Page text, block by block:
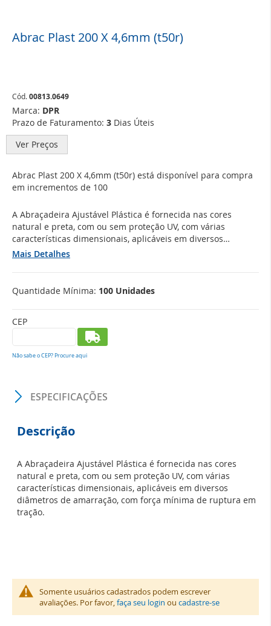
Abrac Plast 200 X 4,6mm (t50r)
Cód.00813.0649
Marca: DPR
Prazo de Faturamento: 3 Dias Úteis
Ver Preços
Abrac Plast 200 X 4,6mm (t50r) está disponível para compra
em incrementos de 100
CEP
Não sabe o CEP? Procure aqui
A Abraçadeira Ajustável Plástica é fornecida nas cores
natural e preta, com ou sem proteção UV, com várias
características dimensionais, aplicáveis em diversos
diâmetros de amarração, com força mínima de ruptura em
Mais Detalhes
Quantidade Mínima: 100 Unidades
ESPECIFICAÇÕES
Saltar
Galeria
de
imagens
Descrição
A Abraçadeira Ajustável Plástica é fornecida nas cores
natural e preta, com ou sem proteção UV, com várias
características dimensionais, aplicáveis em diversos
diâmetros de amarração, com força mínima de ruptura em
tração.
Somente usuários cadastrados podem escrever
avaliações. Por favor,faça seu login ou cadastre-se